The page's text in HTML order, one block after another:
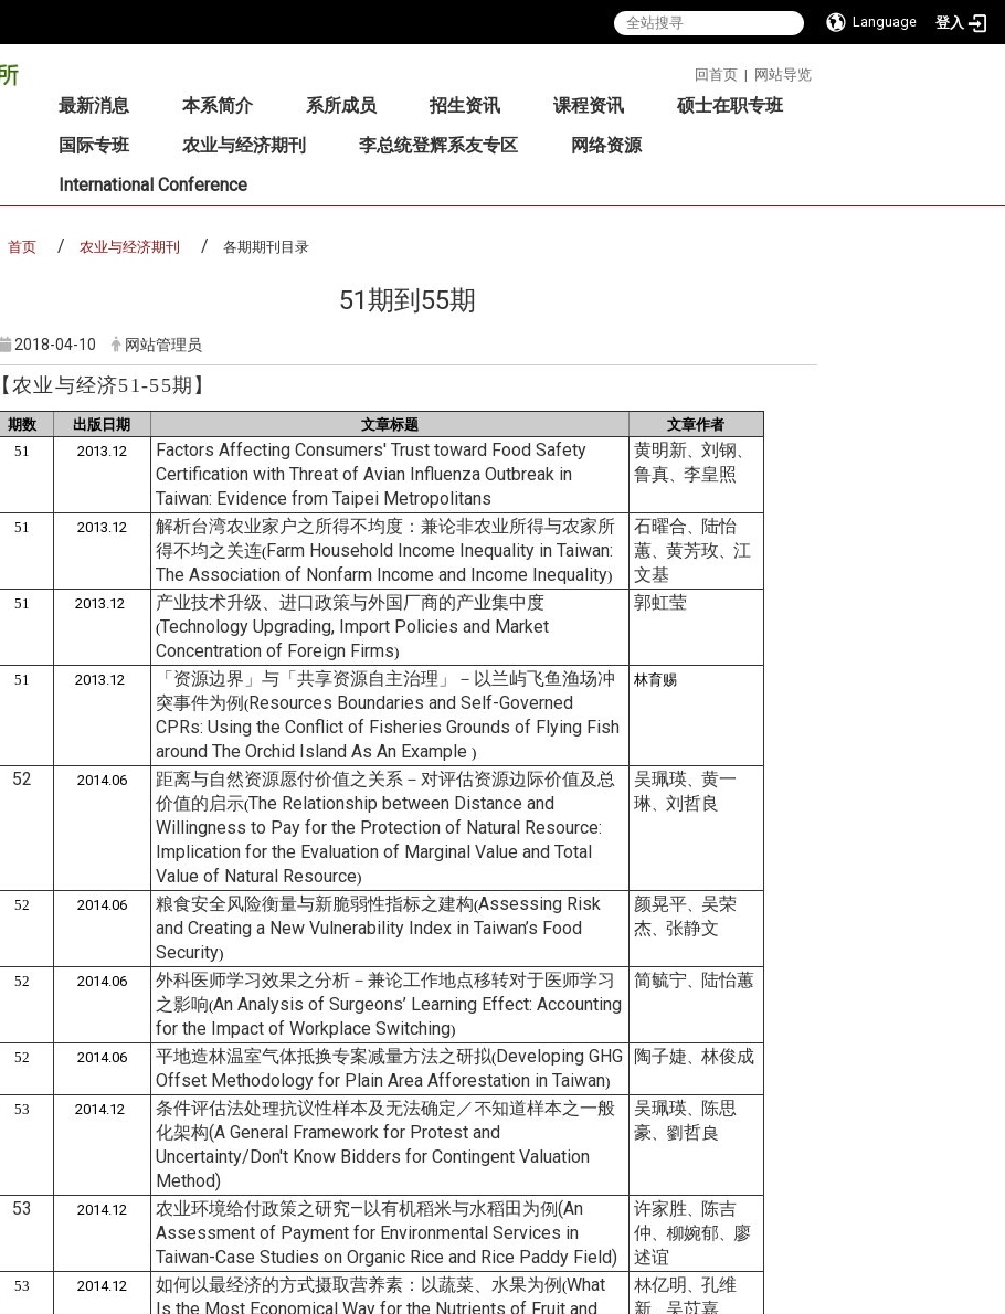
Language 登入
回首页 | 网站导览
最新消息 本系简介 系所成员 招生资讯 课程资讯
硕士在职专班
国际专班
农业与经济期刊 李总统登辉系友专区
网络资源
International Conference
首页 农业与经济期刊 各期期刊目录
51期到55期
2018-04-10 网站管理员
【 农业与经济51-55期 】
期数 出版日期 文章标题
文章作者
51
2013.12
Factors Affecting Consumers' Trust toward Food Safety
Certification with Threat of Avian Influenza Outbreak in
Taiwan: Evidence from Taipei Metropolitans
黄明新、 刘钢、
鲁真、 李皇照
51 2013.12
解析台湾农业家户之所得不均度：兼论非农业所得与农家所
得不均之关连(Farm Household Income Inequality in Taiwan:
The Association of Nonfarm Income and Income Inequality)
石曜合、
陆怡
蕙、 黄芳玫、 江
文基
51 2013.12 产业技术升级、进口政策与外国厂商的产业集中度
(Technology Upgrading, Import Policies and Market
Concentration of Foreign Firms)
郭虹莹
51 2013.12
「资源边界」与「共享资源自主治理」－以兰屿飞鱼渔场冲
突事件为例 (Resources Boundaries and Self-Governed
CPRs: Using the Conflict of Fisheries Grounds of Flying Fish
around The Orchid Island As An Example )
林育赐
52 2014.06
距离与自然资源愿付价值之关系－对评估资源边际价值及总
价值的启示(The Relationship between Distance and
Willingness to Pay for the Protection of Natural Resource:
Implication for the Evaluation of Marginal Value and Total
Value of Natural Resource)
吴珮瑛、 黄一
琳、 刘哲良
52 2014.06 粮食安全风险衡量与新脆弱性指标之建构(Assessing Risk
and Creating a New Vulnerability Index in Taiwan’s Food
Security)
颜晃平、 吴荣
杰、 张静文
52 2014.06
外科医师学习效果之分析－兼论工作地点移转对于医师学习
之影响(An Analysis of Surgeons’ Learning Effect: Accounting
for the Impact of Workplace Switching)
简毓宁、 陆怡蕙
52 2014.06 平地造林温室气体抵换专案减量方法之研拟(Developing GHG
Offset Methodology for Plain Area Afforestation in Taiwan)
陶子婕、 林俊成
53 2014.12
条件评估法处理抗议性样本及无法确定／不知道样本之一般
化架构(A General Framework for Protest and
Uncertainty/Don't Know Bidders for Contingent Valuation
Method)
吴珮瑛、
陈思
豪、 劉哲良
53 2014.12
农业环境给付政策之研究—以有机稻米与水稻田为例(An
Assessment of Payment for Environmental Services in
Taiwan-Case Studies on Organic Rice and Rice Paddy Field)
许家胜、
陈吉
仲、 柳婉郁、 廖
述谊
53 2014.12 如何以最经济的方式摄取营养素：以蔬菜、水果为例 (What
Is the Most Economical Way for the Nutrients of Fruit and
林亿明 、 孔维
新、 吴苡嘉